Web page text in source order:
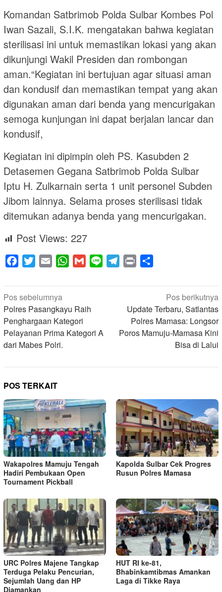
Komandan Satbrimob Polda Sulbar Kombes Pol
Iwan Sazali, S.I.K. mengatakan bahwa kegiatan
sterilisasi ini untuk memastikan lokasi yang akan
dikunjungi Wakil Presiden dan rombongan
aman.“Kegiatan ini bertujuan agar situasi aman
dan kondusif dan memastikan tempat yang akan
digunakan aman dari benda yang mencurigakan
semoga kunjungan ini dapat berjalan lancar dan
kondusif,
Kegiatan ini dipimpin oleh PS. Kasubden 2
Detasemen Gegana Satbrimob Polda Sulbar
Iptu H. Zulkarnain serta 1 unit personel Subden
Jibom lainnya. Selama proses sterilisasi tidak
ditemukan adanya benda yang mencurigakan.
Post Views: 227
Facebook
Twitter Email WhatsApp
Gmail Line Telegram
Print
Navigasi
pos
Pos sebelumnya
Polres Pasangkayu Raih
Penghargaan Kategori
Pelayanan Prima Kategori A
dari Mabes Polri.
Pos berikutnya
Update Terbaru, Satlantas
Polres Mamasa: Longsor
Poros Mamuju-Mamasa Kini
Bisa di Lalui
POS TERKAIT
Wakapolres Mamuju Tengah
Hadiri Pembukaan Open
Tournament Pickball
Kapolda Sulbar Cek Progres
Rusun Polres Mamasa
URC Polres Majene Tangkap
Terduga Pelaku Pencurian,
Sejumlah Uang dan HP
Diamankan
HUT RI ke-81,
Bhabinkamtibmas Amankan
Laga di Tikke Raya